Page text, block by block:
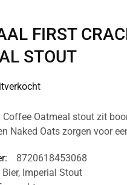
FIRST
STOUT
Coffee Oatmeal stout zit
Naked Oats zorgen voor
8720618453068
Bier, Imperial Stout